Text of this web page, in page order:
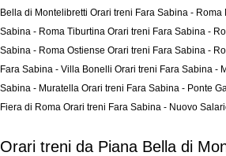
Bella di Montelibretti Orari treni Fara Sabina - Roma
Sabina - Roma Tiburtina Orari treni Fara Sabina -
Sabina - Roma Ostiense Orari treni Fara Sabina -
Fara Sabina - Villa Bonelli Orari treni Fara Sabina -
Sabina - Muratella Orari treni Fara Sabina - Ponte
Fiera di Roma Orari treni Fara Sabina - Nuovo
Orari treni da Piana Bella di